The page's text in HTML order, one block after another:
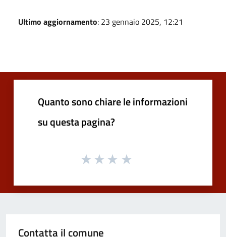
Ultimo aggiornamento: 23 gennaio 2025, 12:21
Quanto sono chiare le informazioni
su questa pagina?
Contatta il comune